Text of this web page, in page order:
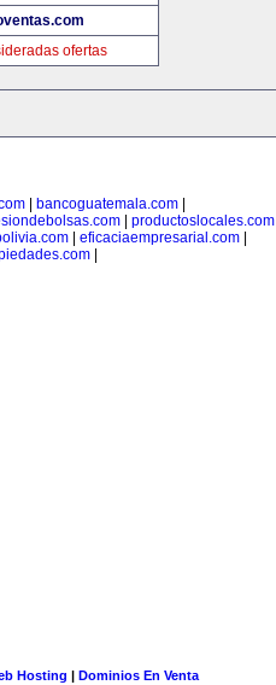
ofertas
| bancoguatemala.com|
productoslocales.com
| eficaciaempresarial.com|
Hosting | Dominios En Venta